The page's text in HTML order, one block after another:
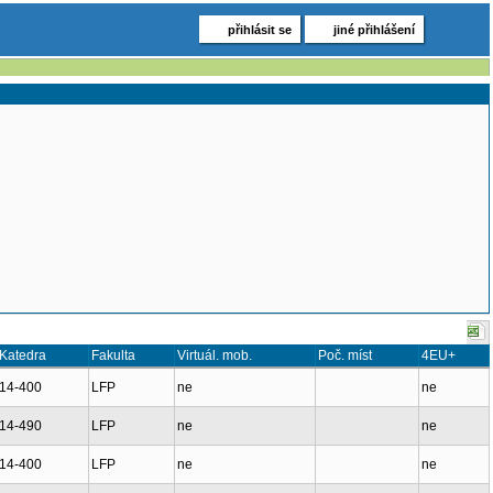
přihlásit se jiné přihlášení
Katedra Fakulta Virtuál. mob. Poč. míst 4EU+
14-400 LFP ne ne
14-490 LFP ne ne
14-400 LFP ne ne